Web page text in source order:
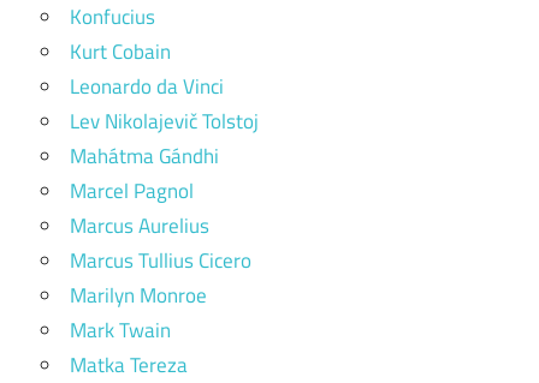
Konfucius
Kurt Cobain
Leonardo da Vinci
Lev Nikolajevič Tolstoj
Mahátma Gándhi
Marcel Pagnol
Marcus Aurelius
Marcus Tullius Cicero
Marilyn Monroe
Mark Twain
Matka Tereza